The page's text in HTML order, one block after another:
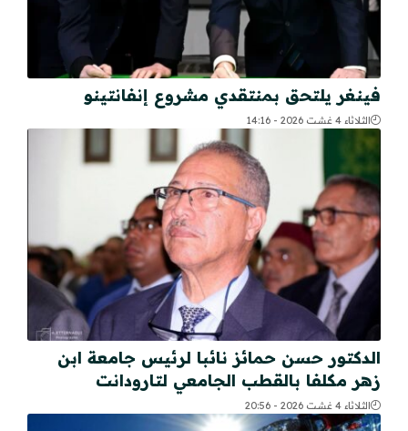
فينغر يلتحق بمنتقدي مشروع إنفانتينو
الثلاثاء 4 غشت 2026 - 14:16
الدكتور حسن حمائز نائبا لرئيس جامعة ابن
زهر مكلفا بالقطب الجامعي لتارودانت
الثلاثاء 4 غشت 2026 - 20:56